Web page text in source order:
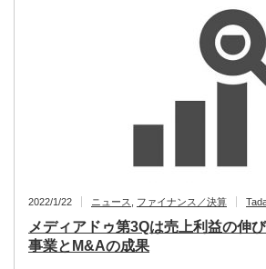
2022/1/22 ニュース ファイナンス／決算
メディアドゥ第3Qは売上利益の伸
事業とM&Aの成果